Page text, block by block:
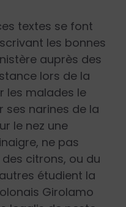
textes se font
les bonnes
auprès des
lors de la
les malades le
ses narines de la
le nez une
ne pas
citrons, ou du
étudient la
Girolamo